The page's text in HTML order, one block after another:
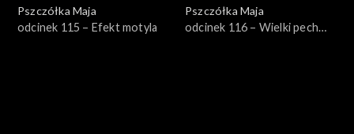
Pszczółka Maja
odcinek 115 – Efekt motyla
Pszczółka Maja
odcinek 116 – Wielki pech